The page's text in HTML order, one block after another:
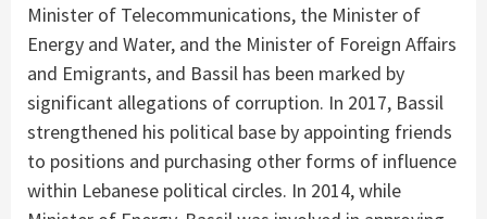
Minister of Telecommunications, the Minister of
Energy and Water, and the Minister of Foreign Affairs
and Emigrants, and Bassil has been marked by
significant allegations of corruption. In 2017, Bassil
strengthened his political base by appointing friends
to positions and purchasing other forms of influence
within Lebanese political circles. In 2014, while